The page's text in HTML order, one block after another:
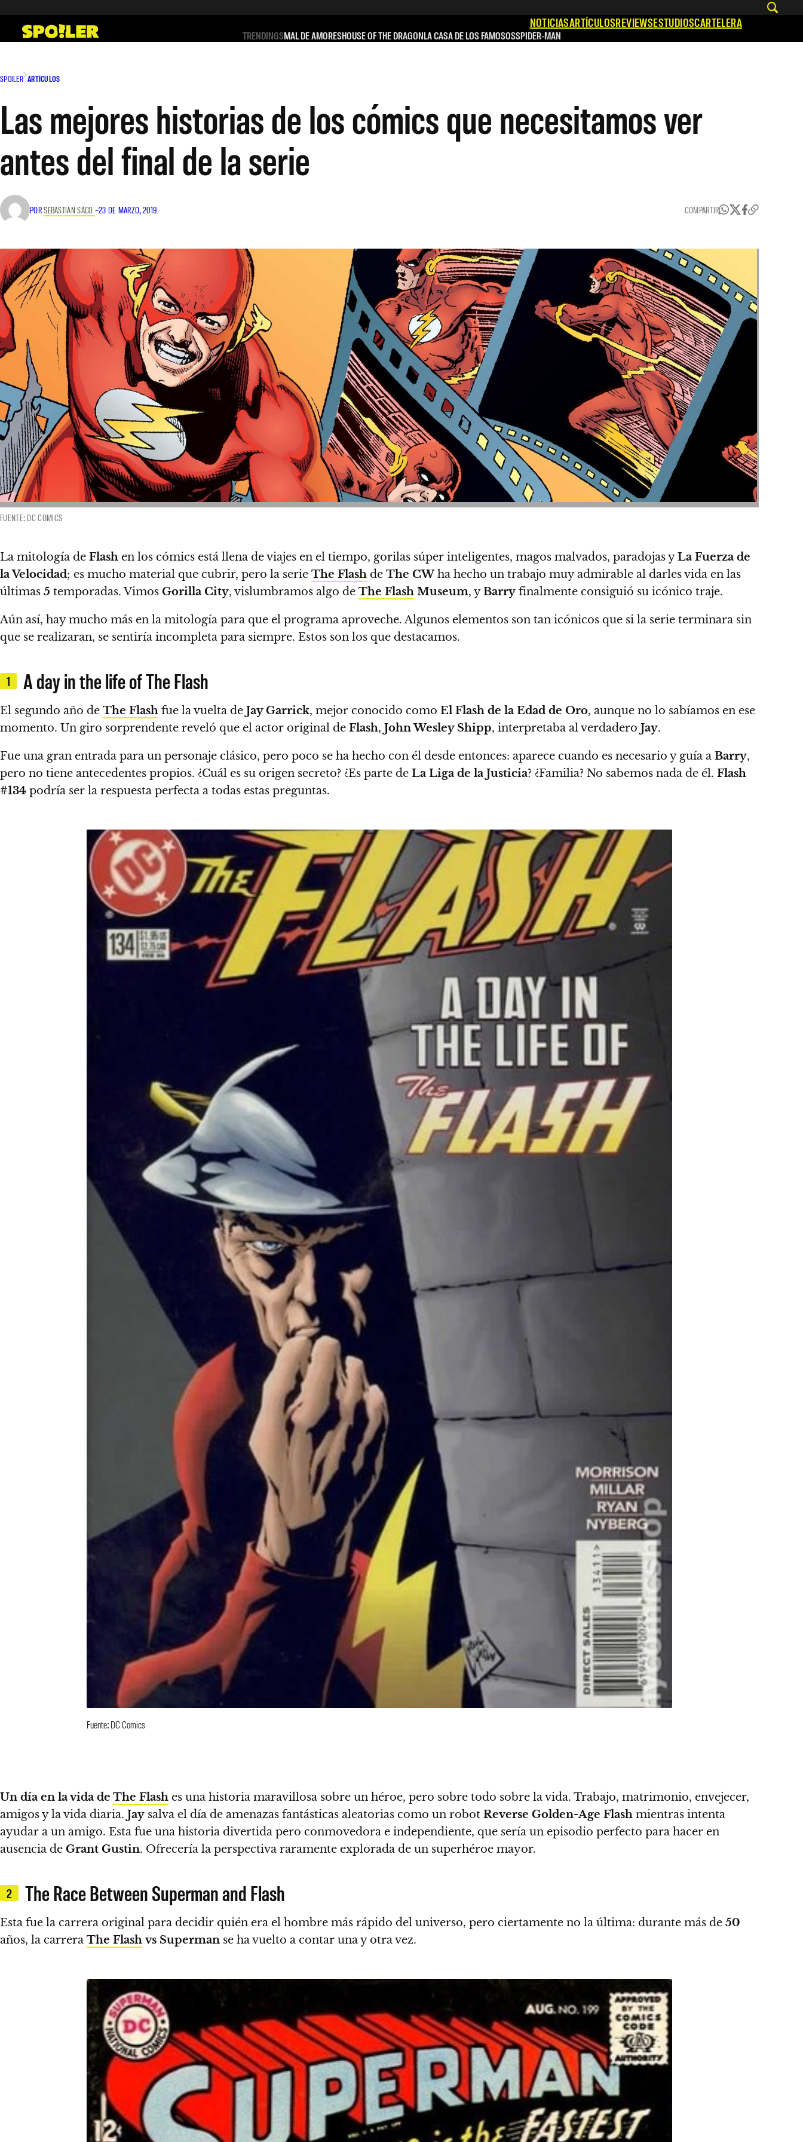
contenido
NOTICIASARTÍCULOSREVIEWSESTUDIOSCARTELERA
TRENDINGSMAL DE AMORESHOUSE OF THE DRAGONLA CASA DE LOS FAMOSOSSPIDER-MAN
SPOILER ARTÍCULOS
Las mejores historias de los cómics que necesitamos ver
antes del final de la serie
PORSEBASTIAN SACO –23 DE MARZO, 2019 COMPARTIR
FUENTE: DC COMICS
La mitología de Flash en los cómics está llena de viajes en el tiempo, gorilas súper inteligentes, magos malvados, paradojas yLa Fuerza de
la Velocidad; es mucho material que cubrir, pero la serie The Flash de The CWha hecho un trabajo muy admirable al darles vida en las
últimas 5 temporadas. Vimos Gorilla City, vislumbramos algo de The Flash Museum, yBarry finalmente consiguió su icónico traje.
Aún así, hay mucho más en la mitología para que el programa aproveche. Algunos elementos son tan icónicos que si la serie terminara sin
que se realizaran, se sentiría incompleta para siempre. Estos son los que destacamos.
1 A day in the life of The Flash
El segundo año de The Flash fue la vuelta de Jay Garrick, mejor conocido como El Flash de la Edad de Oro, aunque no lo sabíamos en ese
momento. Un giro sorprendente reveló que el actor original de Flash, John Wesley Shipp, interpretaba al verdadero Jay.
Fue una gran entrada para un personaje clásico, pero poco se ha hecho con él desde entonces: aparece cuando es necesario y guía a Barry,
pero no tiene antecedentes propios. ¿Cuál es su origen secreto? ¿Es parte de La Liga de la Justicia? ¿Familia? No sabemos nada de él. Flash
#134 podría ser la respuesta perfecta a todas estas preguntas.
Fuente: DC Comics
Un día en la vida de The Flash es una historia maravillosa sobre un héroe, pero sobre todo sobre la vida. Trabajo, matrimonio, envejecer,
amigos y la vida diaria. Jay salva el día de amenazas fantásticas aleatorias como un robot Reverse Golden-Age Flash mientras intenta
ayudar a un amigo. Esta fue una historia divertida pero conmovedora e independiente, que sería un episodio perfecto para hacer en
ausencia de Grant Gustin. Ofrecería la perspectiva raramente explorada de un superhéroe mayor.
2 The Race Between Superman and Flash
Esta fue la carrera original para decidir quién era el hombre más rápido del universo, pero ciertamente no la última: durante más de 50
años, la carrera The Flash vs Superman se ha vuelto a contar una y otra vez.